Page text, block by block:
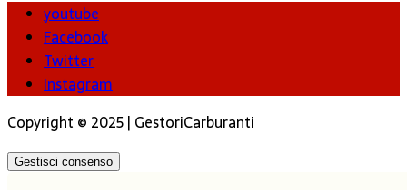
youtube
Facebook
Twitter
Instagram
Copyright © 2025 | GestoriCarburanti
Gestisci consenso